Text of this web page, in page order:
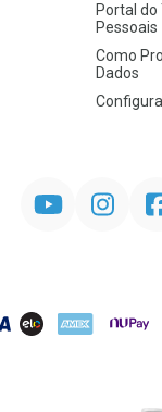
Portal do
Pessoais
Como
Dados
Instagram
ELO AMEX NuPay